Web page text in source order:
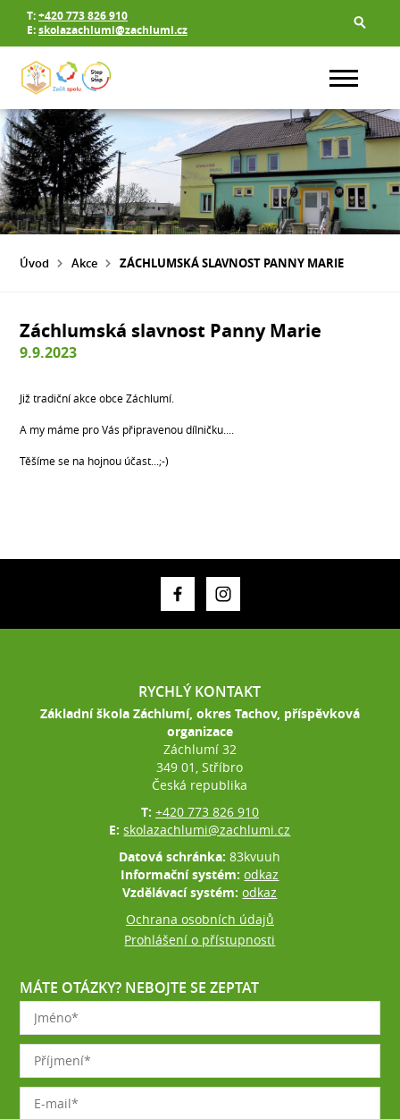
T:+420 773 826 910
E:skolazachlumi@zachlumi.cz
Úvod Akce ZÁCHLUMSKÁ SLAVNOST PANNY MARIE
Záchlumská slavnost Panny Marie
9.9.2023
Již tradiční akce obce Záchlumí.
A my máme pro Vás připravenou dílničku....
Těšíme se na hojnou účast...;-)
RYCHLÝ KONTAKT
Základní škola Záchlumí, okres Tachov, příspěvková
organizace
Záchlumí 32
349 01, Stříbro
Česká republika
T: +420 773 826 910
E:skolazachlumi@zachlumi.cz
Datová schránka:83kvuuh
Informační systém:odkaz
Vzdělávací systém:odkaz
Ochrana osobních údajů
Prohlášení o přístupnosti
MÁTE OTÁZKY? NEBOJTE SE ZEPTAT